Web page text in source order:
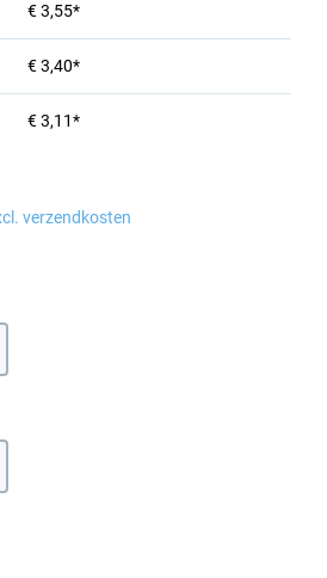
€ 3,55*
€ 3,40*
€ 3,11*
verzendkosten
is momenteel niet beschikbaar.)
is momenteel niet beschikbaar.)